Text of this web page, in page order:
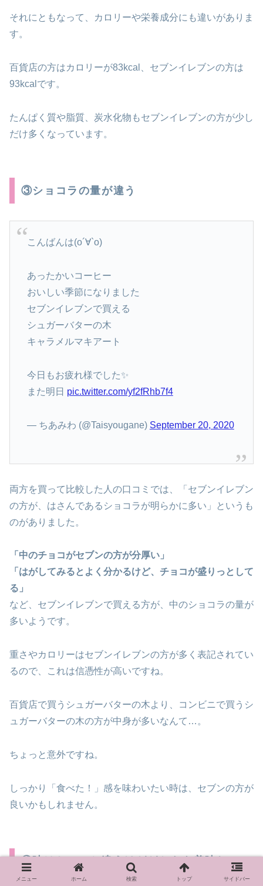
それにともなって、カロリーや栄養成分にも違いがありま
す。
百貨店の方はカロリーが83kcal、セブンイレブンの方は
93kcalです。
たんぱく質や脂質、炭水化物もセブンイレブンの方が少し
だけ多くなっています。
③ショコラの量が違う
こんばんは(о´∀`о)
あったかいコーヒー
おいしい季節になりました
セブンイレブンで買える
シュガーバターの木
キャラメルマキアート
今日もお疲れ様でした✨
また明日 pic.twitter.com/yf2fRhb7f4
— ちあみわ (@Taisyougane) September 20, 2020
両方を買って比較した人の口コミでは、「セブンイレブン
の方が、はさんであるショコラが明らかに多い」というも
のがありました。
「中のチョコがセブンの方が分厚い」
「はがしてみるとよく分かるけど、チョコが盛りっとして
る」
など、セブンイレブンで買える方が、中のショコラの量が
多いようです。
重さやカロリーはセブンイレブンの方が多く表記されてい
るので、これは信憑性が高いですね。
百貨店で買うシュガーバターの木より、コンビニで買うシ
ュガーバターの木の方が中身が多いなんて…。
ちょっと意外ですね。
しっかり「食べた！」感を味わいたい時は、セブンの方が
良いかもしれません。
④味はちょっと違うけどどちらも美味しい
メニュー ホーム 検索 トップ サイドバー